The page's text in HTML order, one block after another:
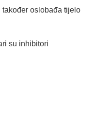
oslobađa tijelo
su inhibitori